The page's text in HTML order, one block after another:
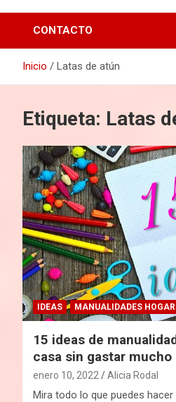
CONTACTO
Inicio Latas de atún
Etiqueta: Latas
IDEAS MANUALIDADES HOGAR
15 ideas de
casa sin gastar mucho
enero 10, 2022 Alicia Rodal
Mira todo lo que puedes